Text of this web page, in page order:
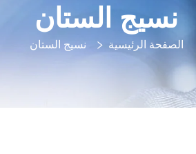
نسيج الستان
الصفحة الرئيسية نسيج الستان